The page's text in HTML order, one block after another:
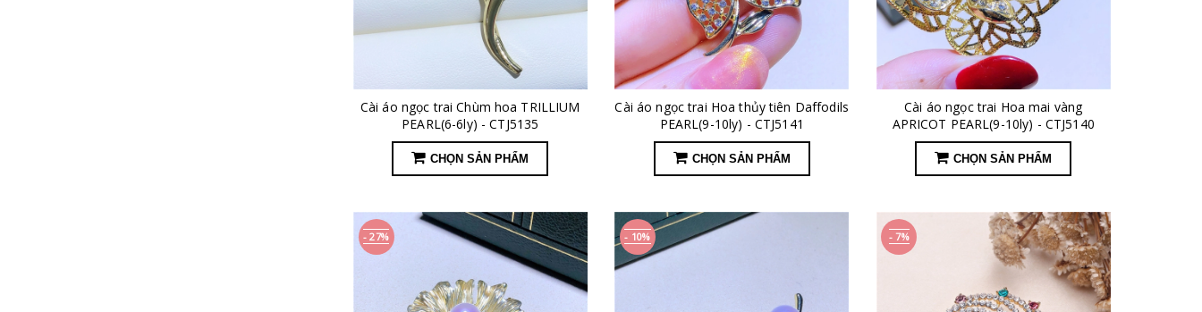
Cài áo ngọc trai Chùm hoa TRILLIUM
PEARL(6-6ly) - CTJ5135
CHỌN SẢN PHẨM
Cài áo ngọc trai Hoa thủy tiên Daffodils
PEARL(9-10ly) - CTJ5141
CHỌN SẢN PHẨM
Cài áo ngọc trai Hoa mai vàng
APRICOT PEARL(9-10ly) - CTJ5140
CHỌN SẢN PHẨM
- 27% - 10% - 7%